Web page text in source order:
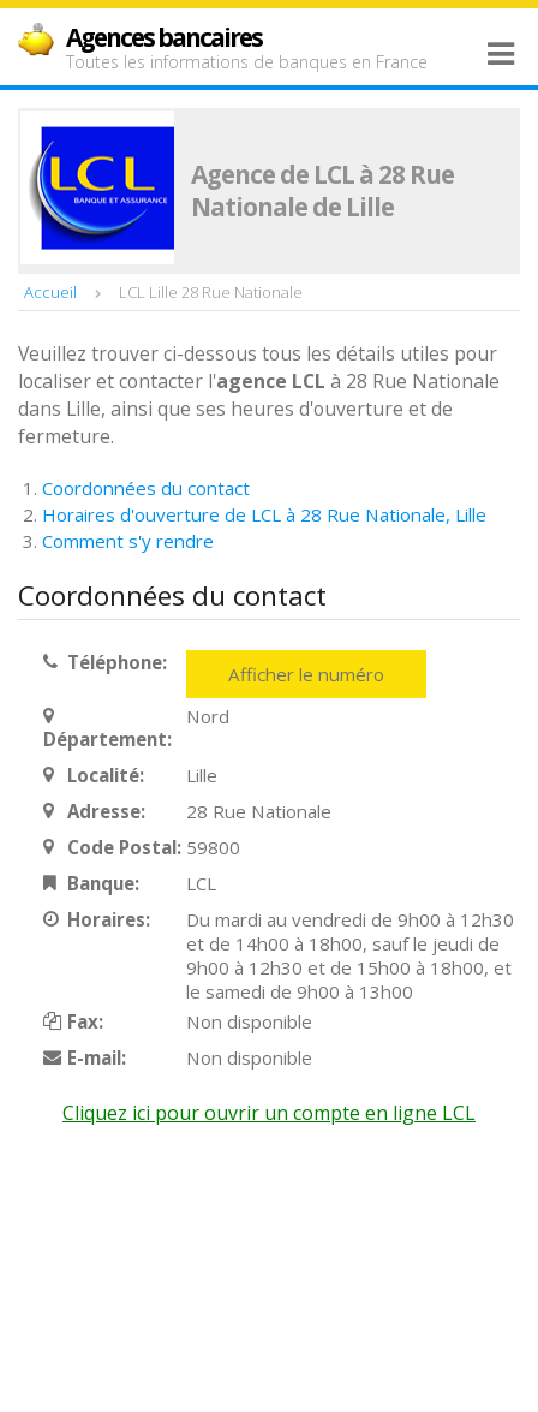
Agences bancaires
Toutes les informations de banques en France
Agence de LCL à 28 Rue
Nationale de Lille
Accueil LCL Lille 28 Rue Nationale
Veuillez trouver ci-dessous tous les détails utiles pour
localiser et contacter l'agence LCL à 28 Rue Nationale
dans Lille, ainsi que ses heures d'ouverture et de
fermeture.
Coordonnées du contact
Horaires d'ouverture de LCL à 28 Rue Nationale, Lille
Comment s'y rendre
Coordonnées du contact
Téléphone: Afficher le numéro
Département:
Nord
Localité:
Lille
Adresse:
28 Rue Nationale
Code Postal: 59800
Banque:
LCL
Horaires:
Du mardi au vendredi de 9h00 à 12h30
et de 14h00 à 18h00, sauf le jeudi de
9h00 à 12h30 et de 15h00 à 18h00, et
le samedi de 9h00 à 13h00
Fax:
Non disponible
E-mail:
Non disponible
Cliquez ici pour ouvrir un compte en ligne LCL